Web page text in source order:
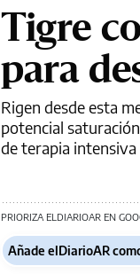
Tigre
para
Rigen desde esta
potencial
de terapia intensiva
PRIORIZA ELDIARIOAR EN
Añade elDiarioAR